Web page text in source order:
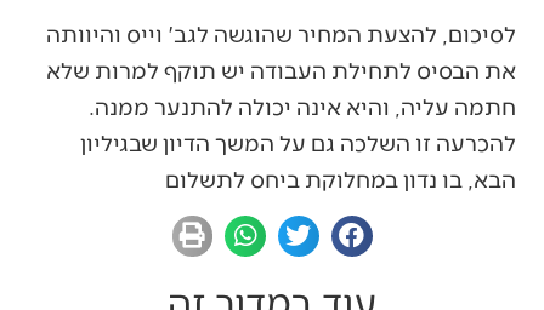
לסיכום, להצעת המחיר שהוגשה לגב' וייס והיוותה
את הבסיס לתחילת העבודה יש תוקף למרות שלא
חתמה עליה, והיא אינה יכולה להתנער ממנה.
להכרעה זו השלכה גם על המשך הדיון שבגיליון
הבא, בו נדון במחלוקת ביחס לתשלום
עוד במדור זה